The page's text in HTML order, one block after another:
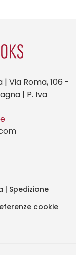
Via Roma, 106 -
| P. Iva
| Spedizione
cookie